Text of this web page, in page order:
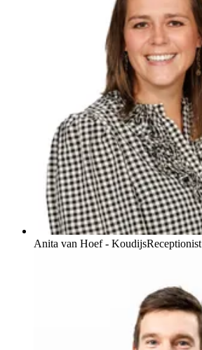
Anita van Hoef - KoudijsReceptionist